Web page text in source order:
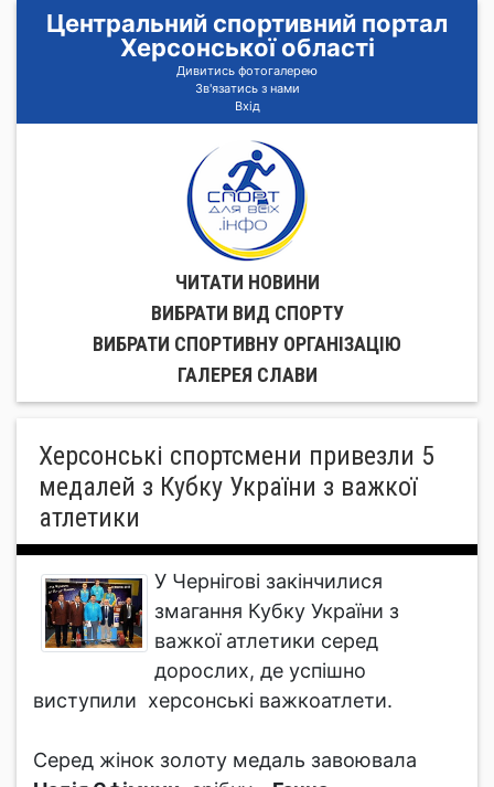
Центральний спортивний портал
Херсонської області
Дивитись фотогалерею
Зв'язатись з нами
Вхід
ЧИТАТИ НОВИНИ
ВИБРАТИ ВИД СПОРТУ
ВИБРАТИ СПОРТИВНУ ОРГАНIЗАЦIЮ
ГАЛЕРЕЯ СЛАВИ
Херсонські спортсмени привезли 5
медалей з Кубку України з важкої
атлетики
У Чернігові закінчилися
змагання Кубку України з
важкої атлетики серед
дорослих, де успішно
виступили херсонські важкоатлети.
Серед жінок золоту медаль завоювала